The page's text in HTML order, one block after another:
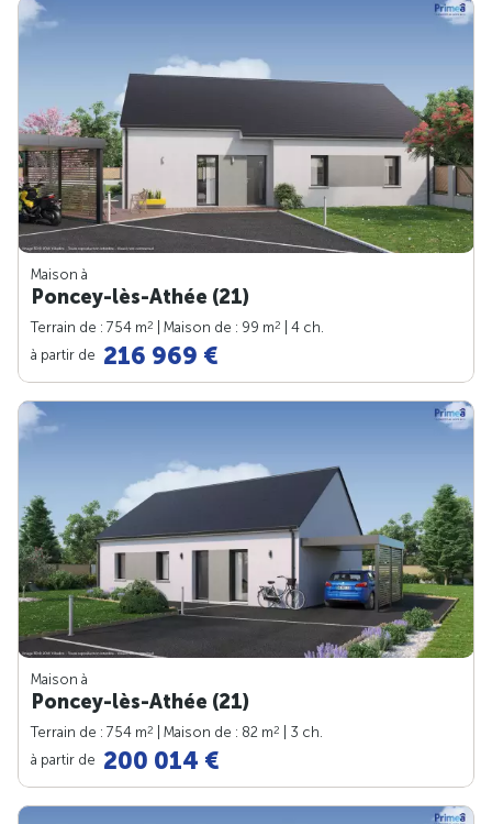
Maison à
Poncey-lès-Athée (21)
Terrain de : 754 m2 | Maison de : 99 m2
| 4 ch.
à partir de 216 969 €
Maison à
Poncey-lès-Athée (21)
Terrain de : 754 m2 | Maison de : 82 m2
| 3 ch.
à partir de 200 014 €